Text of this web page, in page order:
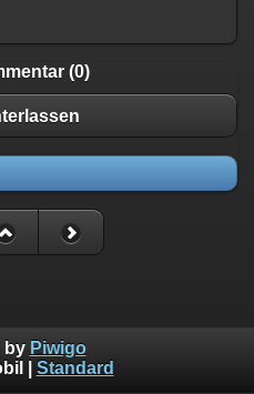
(0)
by Piwigo
Standard